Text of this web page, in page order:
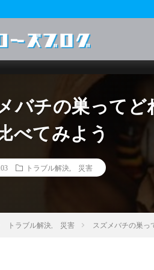
バチの巣って
べてみよう
トラブル解決 災害
トラブル解決, 災害 スズメバチの巣っ